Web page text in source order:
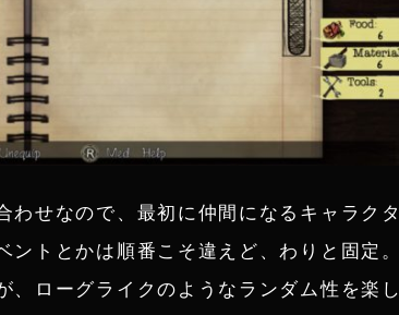
せなので、最初に仲間になるキャラクタ
トとかは順番こそ違えど、わりと固定。
、ローグライクのようなランダム性を楽し